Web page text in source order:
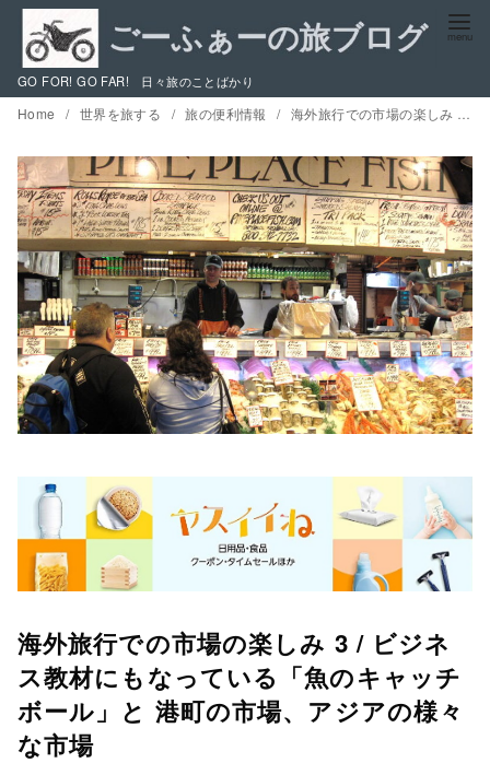
ン
GO FOR! GO FAR! 日々旅のことばかり
Home 世界を旅する 旅の便利情報 海外旅行での市場の楽しみ 3 / ビジネス教材にもなっている「魚のキャッチボール」と 港町の市場、アジアの様々な市場
海外旅行での市場の楽しみ 3 / ビジネ
ス教材にもなっている「魚のキャッチ
ボール」と 港町の市場、アジアの様々
な市場